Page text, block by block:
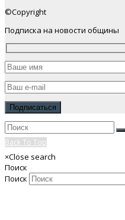
©Copyright
Подписка на новости общины
Back To Top
×Close search
Поиск
Поиск